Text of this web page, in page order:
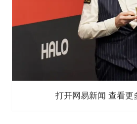
打开网易新闻 查看更